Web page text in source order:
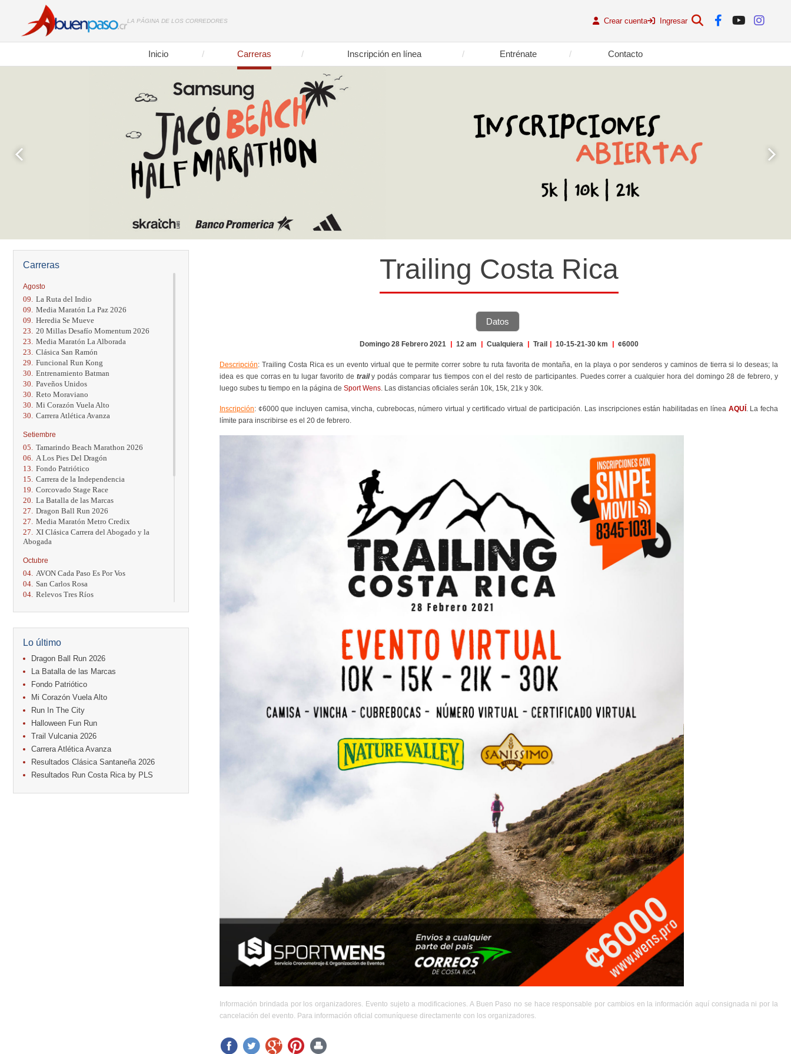
LA PÁGINA DE LOS CORREDORES Crear cuenta Ingresar
Inicio Carreras Inscripción en línea Entrénate Contacto
Carreras
Agosto
09. La Ruta del Indio
09. Media Maratón La Paz 2026
09. Heredia Se Mueve
23. 20 Millas Desafío Momentum 2026
23. Media Maratón La Alborada
23. Clásica San Ramón
29. Funcional Run Kong
30. Entrenamiento Batman
30. Paveños Unidos
30. Reto Moraviano
30. Mi Corazón Vuela Alto
30. Carrera Atlética Avanza
Setiembre
05. Tamarindo Beach Marathon 2026
06.
A Los Pies Del Dragón
13. Fondo Patriótico
15. Carrera de la Independencia
19. Corcovado Stage Race
20. La Batalla de las Marcas
27. Dragon Ball Run 2026
27. Media Maratón Metro Credix
27.
XI Clásica Carrera del Abogado y la
Abogada
Octubre
04. AVON Cada Paso Es Por Vos
04. San Carlos Rosa
04. Relevos Tres Ríos
17. Caribe Paradise Run
Casa Turire Trail Run
18. Warriors Run Circuit
18. Samsung Jacó Beach Half Marathon
2026
25. Run Alajuela
31. Halloween Fun Run
Entre Pan y Rosas
Diciembre
06. Trail Vulcania 2026
Lo último
Dragon Ball Run 2026
La Batalla de las Marcas
Fondo Patriótico
Mi Corazón Vuela Alto
Run In The City
Halloween Fun Run
Trail Vulcania 2026
Carrera Atlética Avanza
Resultados Clásica Santaneña 2026
Resultados Run Costa Rica by PLS
Trailing Costa Rica
Datos
Domingo 28 Febrero 2021 | 12 am | Cualquiera | Trail | 10-15-21-30 km | ¢6000
Descripción: Trailing Costa Rica es un evento virtual que te permite correr sobre tu ruta favorita de montaña, en la playa o por senderos y caminos de tierra si lo deseas; la
idea es que corras en tu lugar favorito de traily podás comparar tus tiempos con el del resto de participantes. Puedes correr a cualquier hora del domingo 28 de febrero, y
luego subes tu tiempo en la página de Sport Wens . Las distancias oficiales serán 10k, 15k, 21k y 30k.
Inscripción: ¢6000 que incluyen camisa, vincha, cubrebocas, número virtual y certificado virtual de participación. Las inscripciones están habilitadas en línea AQUÍ. La fecha
límite para inscribirse es el 20 de febrero.
Información brindada por los organizadores. Evento sujeto a modificaciones. A Buen Paso no se hace responsable por cambios en la información aquí consignada ni por la
cancelación del evento. Para información oficial comuníquese directamente con los organizadores.